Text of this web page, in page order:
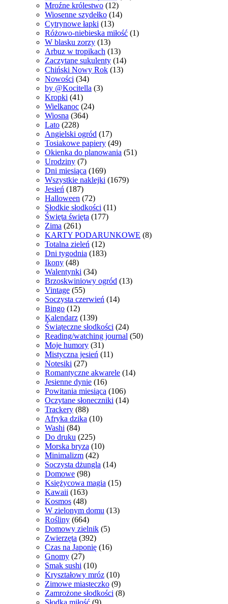
Mroźne królestwo (12)
Wiosenne szydełko (14)
Cytrynowe łapki (13)
Różowo-niebieska miłość (1)
W blasku zorzy (13)
Arbuz w tropikach (13)
Zaczytane sukulenty (14)
Chiński Nowy Rok (13)
Nowości (34)
by @Kocitella (3)
Kropki (41)
Wielkanoc (24)
Wiosna (364)
Lato (228)
Angielski ogród (17)
Tosiakowe papiery (49)
Okienka do planowania (51)
Urodziny (7)
Dni miesiąca (169)
Wszystkie naklejki (1679)
Jesień (187)
Halloween (72)
Słodkie słodkości (11)
Święta święta (177)
Zima (261)
KARTY PODARUNKOWE (8)
Totalna zieleń (12)
Dni tygodnia (183)
Ikony (48)
Walentynki (34)
Brzoskwiniowy ogród (13)
Vintage (55)
Soczysta czerwień (14)
Bingo (12)
Kalendarz (139)
Świąteczne słodkości (24)
Reading/watching journal (50)
Moje humory (31)
Mistyczna jesień (11)
Notesiki (27)
Romantyczne akwarele (14)
Jesienne dynie (16)
Powitania miesiąca (106)
Oczytane słoneczniki (14)
Trackery (88)
Afryka dzika (10)
Washi (84)
Do druku (225)
Morska bryza (10)
Minimalizm (42)
Soczysta dżungla (14)
Domowe (98)
Księżycowa magia (15)
Kawaii (163)
Kosmos (48)
W zielonym domu (13)
Rośliny (664)
Domowy zielnik (5)
Zwierzęta (392)
Czas na Japonię (16)
Gnomy (27)
Smak sushi (10)
Kryształowy mróz (10)
Zimowe miasteczko (9)
Zamrożone słodkości (8)
Słodka miłość (9)